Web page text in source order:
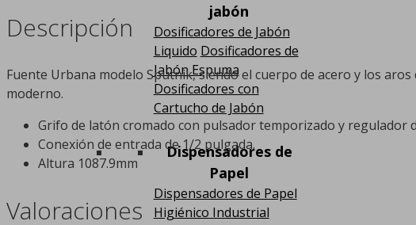
jabón
Dosificadores de Jabón
Liquido Dosificadores de
Jabón Espuma
Dosificadores con
Cartucho de Jabón
Dispensadores de
Papel
Dispensadores de Papel
Higiénico Industrial
Descripción
Fuente Urbana modelo Sputnik, siendo el cuerpo de acero y los
moderno.
Grifo de latón cromado con pulsador temporizado y regulador
Conexión de entrada de 1/2 pulgada.
Altura 1087.9mm
Valoraciones